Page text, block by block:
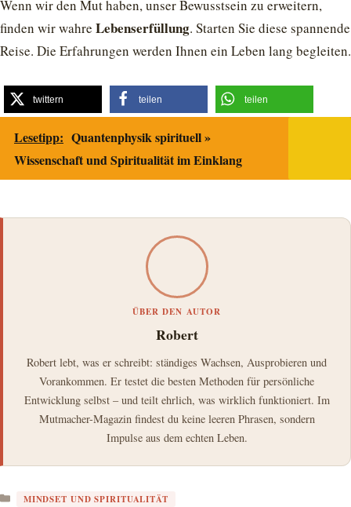
Wenn wir den Mut haben, unser Bewusstsein zu erweitern,
finden wir wahre Lebenserfüllung. Starten Sie diese spannende
Reise. Die Erfahrungen werden Ihnen ein Leben lang begleiten.
twittern teilen teilen
Lesetipp: Quantenphysik spirituell »
Wissenschaft und Spiritualität im Einklang
ÜBER DEN AUTOR
Robert
Robert lebt, was er schreibt: ständiges Wachsen, Ausprobieren und
Vorankommen. Er testet die besten Methoden für persönliche
Entwicklung selbst – und teilt ehrlich, was wirklich funktioniert. Im
Mutmacher-Magazin findest du keine leeren Phrasen, sondern
Impulse aus dem echten Leben.
Kategorien
MINDSET UND SPIRITUALITÄT